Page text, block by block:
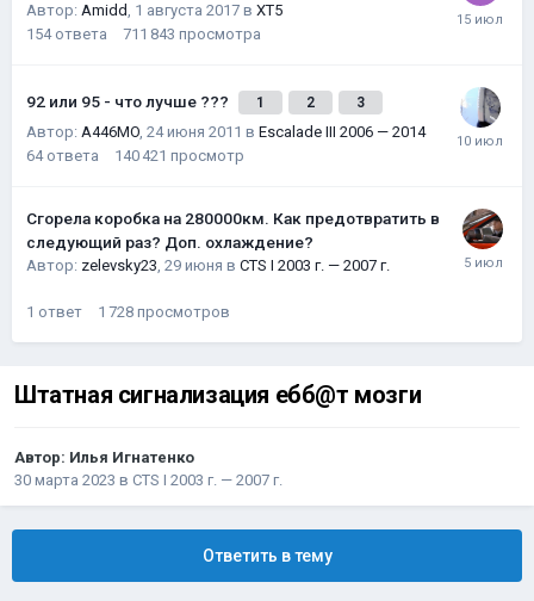
Автор: Amidd, 1 августа 2017 в XT5
154 ответа 711 843 просмотра
92 или 95 - что лучше ??? 1 2 3
Автор: A446MO, 24 июня 2011 в Escalade III 2006 — 2014
64 ответа 140 421 просмотр
Сгорела коробка на 280000км. Как предотвратить в
следующий раз? Доп. охлаждение?
Автор: zelevsky23, 29 июня в CTS I 2003 г. — 2007 г.
1 ответ 1 728 просмотров
Штатная сигнализация ебб@т мозги
Автор: Илья Игнатенко
30 марта 2023 в CTS I 2003 г. — 2007 г.
Ответить в тему